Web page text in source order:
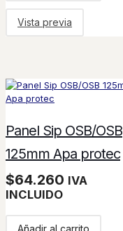
Vista previa
Panel Sip OSB/OSB
125mm Apa protec
$64.260 IVA
INCLUIDO
Añadir al carrito